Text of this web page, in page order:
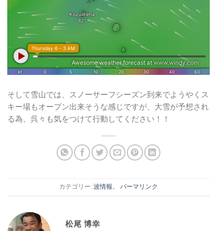
そして雪山では、スノーサーフシーズン到来でようやくス
キー場もオープン出来そうな感じですが、大雪が予想され
る為、呉々も気をつけて行動してください！！
カテゴリー: 波情報。 パーマリンク
松尾 博幸